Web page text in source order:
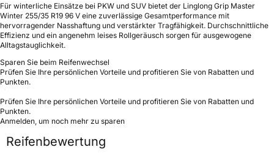
Für winterliche Einsätze bei PKW und SUV bietet der Linglong Grip Master
Winter 255/35 R19 96 V eine zuverlässige Gesamtperformance mit
hervorragender Nasshaftung und verstärkter Tragfähigkeit. Durchschnittliche
Effizienz und ein angenehm leises Rollgeräusch sorgen für ausgewogene
Alltagstauglichkeit.
Sparen Sie beim Reifenwechsel
Prüfen Sie Ihre persönlichen Vorteile und profitieren Sie von Rabatten und
Punkten.
Prüfen Sie Ihre persönlichen Vorteile und profitieren Sie von Rabatten und
Punkten.
Anmelden, um noch mehr zu sparen
Reifenbewertung